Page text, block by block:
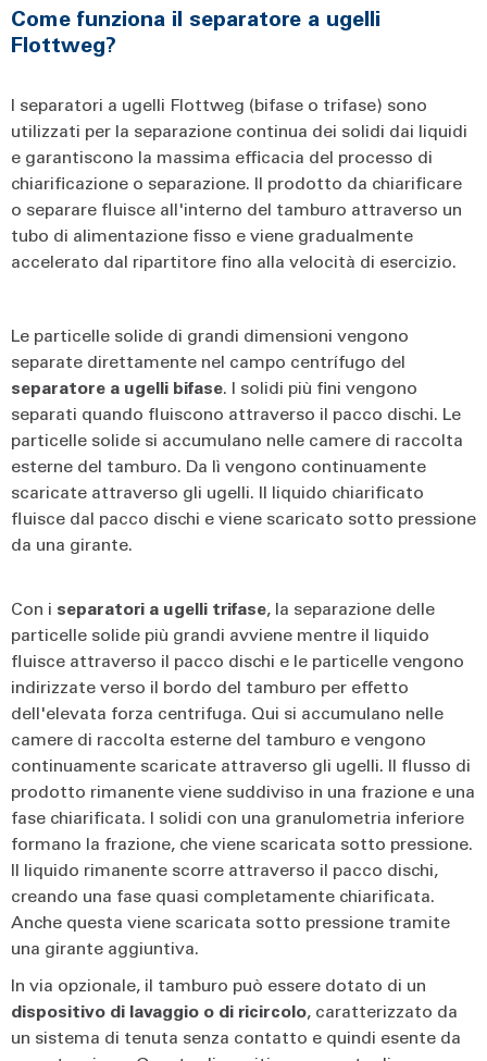
Come funziona il separatore a ugelli
Flottweg?
I separatori a ugelli Flottweg (bifase o trifase) sono
utilizzati per la separazione continua dei solidi dai liquidi
e garantiscono la massima efficacia del processo di
chiarificazione o separazione. Il prodotto da chiarificare
o separare fluisce all'interno del tamburo attraverso un
tubo di alimentazione fisso e viene gradualmente
accelerato dal ripartitore fino alla velocità di esercizio.
Le particelle solide di grandi dimensioni vengono
separate direttamente nel campo centrífugo del
separatore a ugelli bifase. I solidi più fini vengono
separati quando fluiscono attraverso il pacco dischi. Le
particelle solide si accumulano nelle camere di raccolta
esterne del tamburo. Da lì vengono continuamente
scaricate attraverso gli ugelli. Il liquido chiarificato
fluisce dal pacco dischi e viene scaricato sotto pressione
da una girante.
Con i separatori a ugelli trifase, la separazione delle
particelle solide più grandi avviene mentre il liquido
fluisce attraverso il pacco dischi e le particelle vengono
indirizzate verso il bordo del tamburo per effetto
dell'elevata forza centrifuga. Qui si accumulano nelle
camere di raccolta esterne del tamburo e vengono
continuamente scaricate attraverso gli ugelli. Il flusso di
prodotto rimanente viene suddiviso in una frazione e una
fase chiarificata. I solidi con una granulometria inferiore
formano la frazione, che viene scaricata sotto pressione.
Il liquido rimanente scorre attraverso il pacco dischi,
creando una fase quasi completamente chiarificata.
Anche questa viene scaricata sotto pressione tramite
una girante aggiuntiva.
In via opzionale, il tamburo può essere dotato di un
dispositivo di lavaggio o di ricircolo, caratterizzato da
un sistema di tenuta senza contatto e quindi esente da